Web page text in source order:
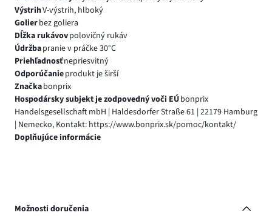
VýstrihV-výstrih, hlboký
Golierbez goliera
Dĺžka rukávovpolovičný rukáv
Údržbapranie v práčke 30°C
Priehľadnosťnepriesvitný
Odporúčanieprodukt je širší
Značkabonprix
Hospodársky subjekt je zodpovedný voči EÚbonprix
Handelsgesellschaft mbH | Haldesdorfer Straße 61 | 22179 Hamburg
| Nemecko, Kontakt: https://www.bonprix.sk/pomoc/kontakt/
Doplňujúce informácie
Možnosti doručenia